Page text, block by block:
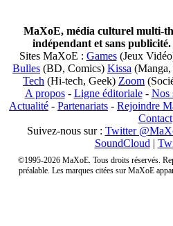
MaXoE, média culturel multi-
indépendant et sans
Sites MaXoE : Games(Jeux
Bulles (BD, Comics) Kissa (Manga,
Tech (Hi-tech, Geek) Zoom
A propos- Ligne éditoriale- Nos
Actualité - Partenariats - Rejoindre
Contact
Suivez-nous sur : Twitter
SoundCloud |
©1995-2026 MaXoE. Tous droits réservés.
préalable. Les marques citées sur MaXoE